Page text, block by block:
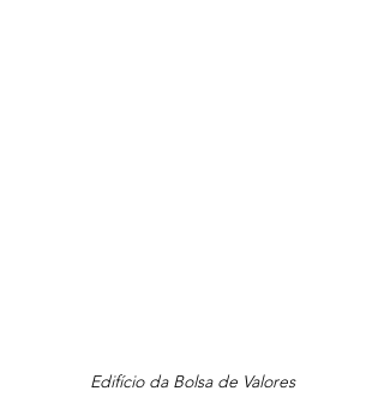
Edifício da Bolsa de Valores